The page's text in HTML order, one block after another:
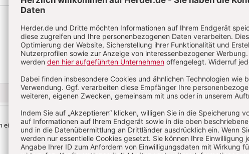
Abo testen
ein Abonnement?Anmelden